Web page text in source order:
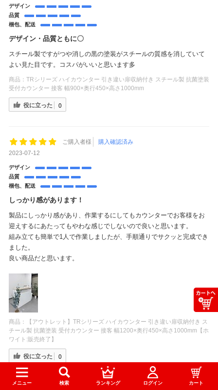
デザイン
品質
梱包、配送
デザイン・品質ともに〇
スチール製ですがつや消しの黒の塗装がスチールの質感を消していて
よい見た目です。コスパがいいと思います多
商品： TRシリーズ ハイカウンター 引き違い扉収納付き スチール製 抗菌塗装
受付カウンター 接客 幅900×奥行450×高さ1000mm
役に立った 0
ご購入者様
購入確認済み
2023-07-12
デザイン
品質
梱包、配送
しっかり感があります！
製品にしっかり感があり、作業するにしてもカウンターでお客様をお
迎えするにあたってもやわな感じでしないので良いと思います。
組み立ても簡単で1人で作業しましたが、手順通りでサクッと完成でき
ました。
良い商品だと思います。
商品：
【アウトレット】TRシリーズ ハイカウンター 引き違い扉収納付き ス
チール製 抗菌塗装 受付カウンター 接客 幅1200×奥行450×高さ1000mm【ホ
ワイト:販売終了】
役に立った 0
メニュー 検索 ランキング ログイン カート